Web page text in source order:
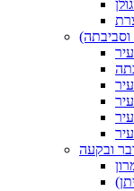
וסביבתה)
ובקעה